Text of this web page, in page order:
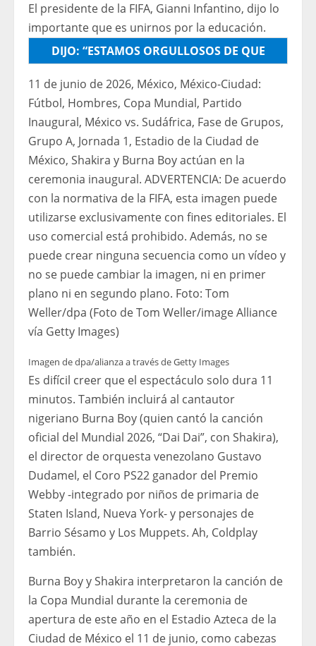
El presidente de la FIFA, Gianni Infantino, dijo lo
importante que es unirnos por la educación.
DIJO: “ESTAMOS ORGULLOSOS DE QUE
SHAKIRA Y BTS PARA ENCABEZAR
CONJUNTAMENTE EL ESPECTÁCULO FINAL
DE MEDIO TIEMPO DE LA COPA MUNDIAL
DE LA FIFA 2026 EN APOYO AL FONDO
MUNDIAL DE EDUCACIÓN CIUDADANA DE
LA FIFA Y NUESTRA MISIÓN DE AMPLIAR EL
ACCESO A UNA EDUCACIÓN DE CALIDAD Y
OPORTUNIDADES FUTBOLÍSTICAS PARA LOS
NIÑOS DE TODO EL MUNDO.
11 de junio de 2026, México, México-Ciudad:
Fútbol, ​​Hombres, Copa Mundial, Partido
Inaugural, México vs. Sudáfrica, Fase de Grupos,
Grupo A, Jornada 1, Estadio de la Ciudad de
México, Shakira y Burna Boy actúan en la
ceremonia inaugural. ADVERTENCIA: De acuerdo
con la normativa de la FIFA, esta imagen puede
utilizarse exclusivamente con fines editoriales. El
uso comercial está prohibido. Además, no se
puede crear ninguna secuencia como un vídeo y
no se puede cambiar la imagen, ni en primer
plano ni en segundo plano. Foto: Tom
Weller/dpa (Foto de Tom Weller/image Alliance
vía Getty Images)
Imagen de dpa/alianza a través de Getty Images
Es difícil creer que el espectáculo solo dura 11
minutos. También incluirá al cantautor
nigeriano Burna Boy (quien cantó la canción
oficial del Mundial 2026, “Dai Dai”, con Shakira),
el director de orquesta venezolano Gustavo
Dudamel, el Coro PS22 ganador del Premio
Webby -integrado por niños de primaria de
Staten Island, Nueva York- y personajes de
Barrio Sésamo y Los Muppets. Ah, Coldplay
también.
Burna Boy y Shakira interpretaron la canción de
la Copa Mundial durante la ceremonia de
apertura de este año en el Estadio Azteca de la
Ciudad de México el 11 de junio, como cabezas